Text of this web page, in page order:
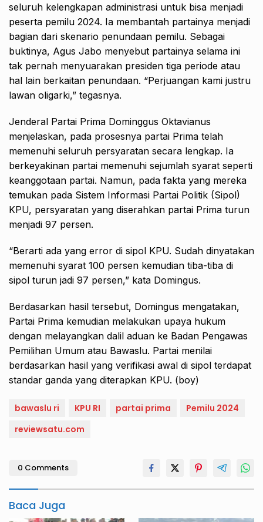
seluruh kelengkapan administrasi untuk bisa menjadi
peserta pemilu 2024. Ia membantah partainya menjadi
bagian dari skenario penundaan pemilu. Sebagai
buktinya, Agus Jabo menyebut partainya selama ini
tak pernah menyuarakan presiden tiga periode atau
hal lain berkaitan penundaan. “Perjuangan kami justru
lawan oligarki,” tegasnya.
Jenderal Partai Prima Dominggus Oktavianus
menjelaskan, pada prosesnya partai Prima telah
memenuhi seluruh persyaratan secara lengkap. Ia
berkeyakinan partai memenuhi sejumlah syarat seperti
keanggotaan partai. Namun, pada fakta yang mereka
temukan pada Sistem Informasi Partai Politik (Sipol)
KPU, persyaratan yang diserahkan partai Prima turun
menjadi 97 persen.
“Berarti ada yang error di sipol KPU. Sudah dinyatakan
memenuhi syarat 100 persen kemudian tiba-tiba di
sipol turun jadi 97 persen,” kata Domingus.
Berdasarkan hasil tersebut, Domingus mengatakan,
Partai Prima kemudian melakukan upaya hukum
dengan melayangkan dalil aduan ke Badan Pengawas
Pemilihan Umum atau Bawaslu. Partai menilai
berdasarkan hasil yang verifikasi awal di sipol terdapat
standar ganda yang diterapkan KPU. (boy)
bawaslu ri KPU RI partai prima
Pemilu 2024
reviewsatu.com
0 Comments
Baca Juga